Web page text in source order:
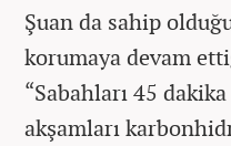
Şuan da sahip
korumaya devam
“Sabahları 45
akşamları